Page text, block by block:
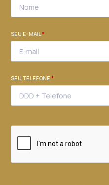
SEU E-MAIL*
SEU TELEFONE*